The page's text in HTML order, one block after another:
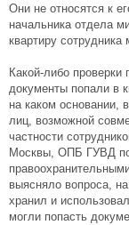
Они не относятся к
начальника отдела
квартиру сотрудника
Какой-либо
документы попали в
на каком основании,
лиц, возможной
частности
Москвы, ОПБ ГУВД
выясняло вопроса,
хранил и
могли попасть